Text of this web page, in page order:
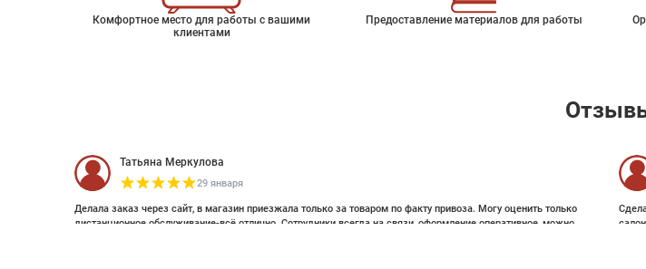
Комфортное место для работы с вашими
клиентами
Предоставление материалов для работы
Татьяна Меркулова
29 января
Делала заказ через сайт, в магазин приезжала только за товаром по факту привоза. Могу оценить только
дистанционное обслуживание-всё отлично. Сотрудники всегда на связи, оформление оперативное, можно